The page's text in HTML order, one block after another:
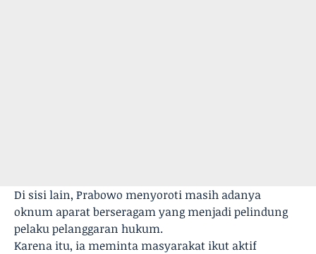
Di sisi lain, Prabowo menyoroti masih adanya
oknum aparat berseragam yang menjadi pelindung
pelaku pelanggaran hukum.
Karena itu, ia meminta masyarakat ikut aktif